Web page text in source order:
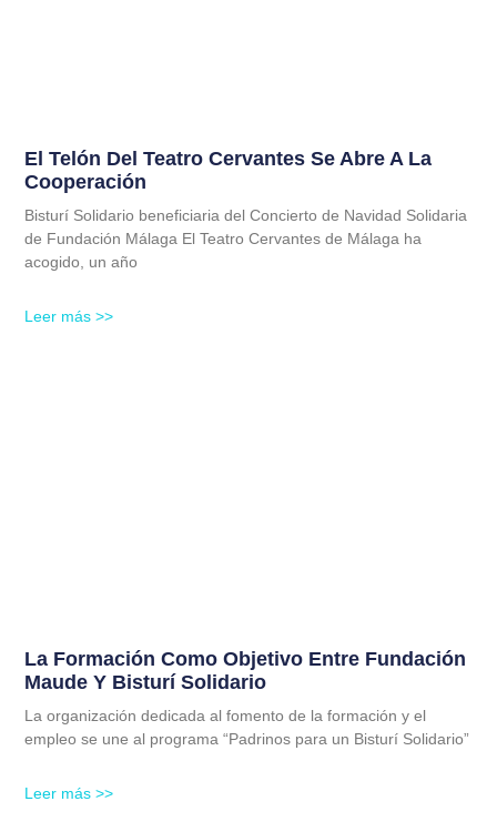
El Telón Del Teatro Cervantes Se Abre A La
Cooperación
Bisturí Solidario beneficiaria del Concierto de Navidad Solidaria
de Fundación Málaga El Teatro Cervantes de Málaga ha
acogido, un año
Leer más >>
La Formación Como Objetivo Entre Fundación
Maude Y Bisturí Solidario
La organización dedicada al fomento de la formación y el
empleo se une al programa “Padrinos para un Bisturí Solidario”
Leer más >>